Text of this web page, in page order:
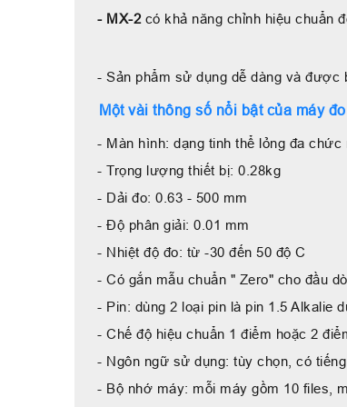
- MX-2 có khả năng chỉnh hiệu chuẩn
- Sản phẩm sử dụng dễ dàng và được
Một vài thông số nổi bật của máy
- Màn hình: dạng tinh thể lỏng đa
- Trọng lượng thiết bị: 0.28kg
- Dải đo: 0.63 - 500 mm
- Độ phân giải: 0.01 mm
- Nhiệt độ đo: từ -30 đến 50 độ C
- Có gắn mẫu chuẩn " Zero" cho đầu dò
- Pin: dùng 2 loại pin là pin 1.5 Alkalie
- Chế độ hiệu chuẩn 1 điểm hoặc 2
- Ngôn ngữ sử dụng: tùy chọn, có
- Bộ nhớ máy: mỗi máy gồm 10 files,